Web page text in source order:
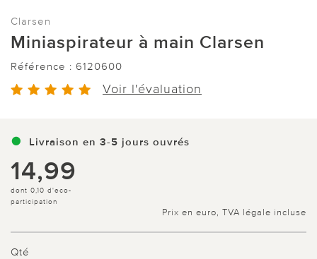
Clarsen
Miniaspirateur à main Clarsen
Référence : 6120600
Voir l'évaluation
Livraison en 3-5 jours ouvrés
14,99
dont 0,10 d'eco-
participation
Prix en euro, TVA légale incluse
Qté